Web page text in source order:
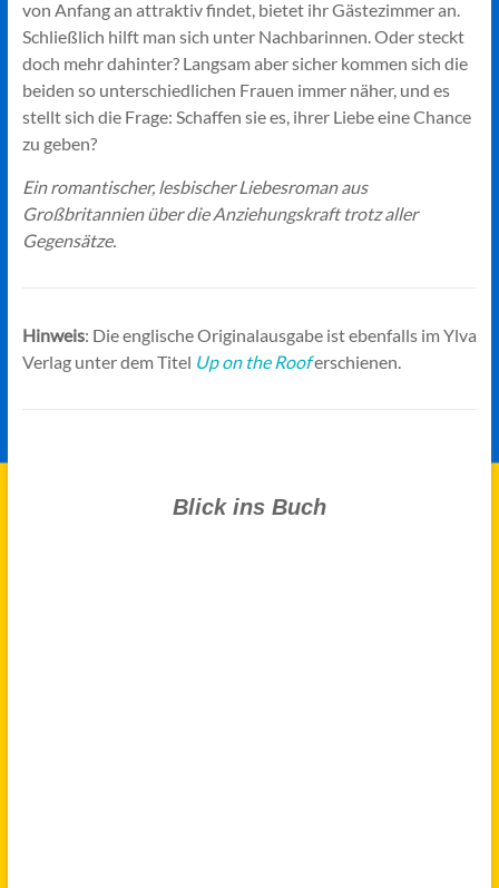
von Anfang an attraktiv findet, bietet ihr Gästezimmer an.
Schließlich hilft man sich unter Nachbarinnen. Oder steckt
doch mehr dahinter? Langsam aber sicher kommen sich die
beiden so unterschiedlichen Frauen immer näher, und es
stellt sich die Frage: Schaffen sie es, ihrer Liebe eine Chance
zu geben?
Ein romantischer, lesbischer Liebesroman aus
Großbritannien über die Anziehungskraft trotz aller
Gegensätze.
Hinweis: Die englische Originalausgabe ist ebenfalls im Ylva
Verlag unter dem Titel Up on the Rooferschienen.
Blick ins Buch